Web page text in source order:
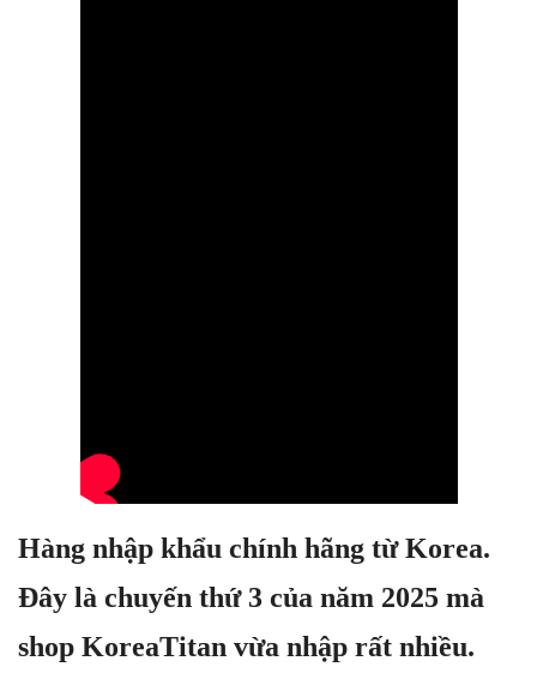
Hàng nhập khẩu chính hãng từ Korea.
Đây là chuyến thứ 3 của năm 2025 mà
shop KoreaTitan vừa nhập rất nhiều.